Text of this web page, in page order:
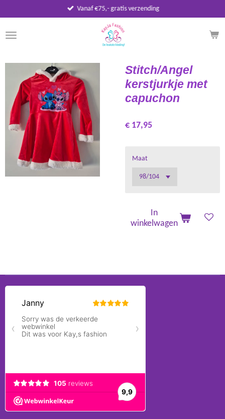
direct
naar
de
Vanaf €75,- gratis verzending
Stitch/Angel
kerstjurkje met
capuchon
€ 17,95
Maat
In
winkelwagen